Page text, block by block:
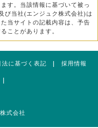
す。当該情報に基づいて被っ
び当社(エンジュク株式会社)は
当サイトの記載内容は、予告
ことがあります。
に基づく表記 | 採用情報
|
式会社